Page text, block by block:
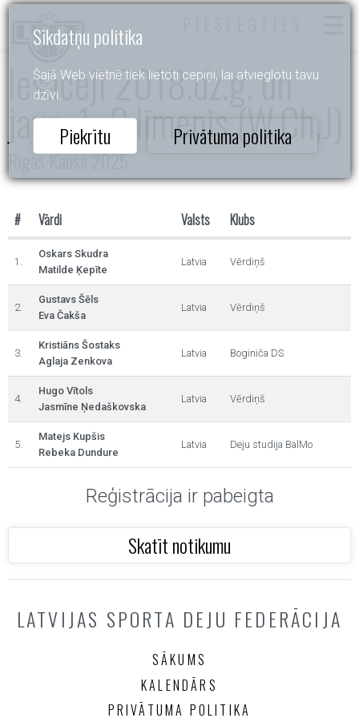
Sīkdatņu politika
Šajā Web vietnē tiek lietoti cepiņi, lai atvieglotu tavu
dzīvi.
Piekrītu Privātuma politika
Iesācēji 2018.dz.g. un
jaun. 1.-2.līmenis (W,Ch,J)
Rīgas Kauss 2025
# Vārdi Valsts Klubs
1.
Oskars Skudra
Matilde Ķepīte
Latvia Vērdiņš
2.
Gustavs Šēls
Eva Čakša
Latvia Vērdiņš
3.
Kristiāns Šostaks
Aglaja Zenkova
Latvia Boginiča DS
4.
Hugo Vītols
Jasmīne Ņedaškovska
Latvia Vērdiņš
5.
Matejs Kupšis
Rebeka Dundure
Latvia Deju studija BalMo
Reģistrācija ir pabeigta
Skatīt notikumu
LATVIJAS SPORTA DEJU FEDERĀCIJA
SĀKUMS
KALENDĀRS
PRIVĀTUMA POLITIKA